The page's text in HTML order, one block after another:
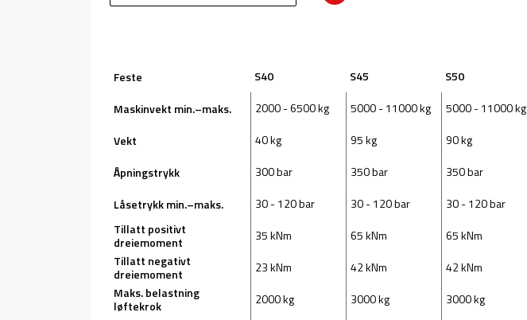
Feste S40 S45 S50
Maskinvekt min.–maks.
2000 - 6500 kg 5000 - 11000 kg 5000 - 11000 kg
Vekt
40 kg 95 kg 90 kg
Åpningstrykk
300 bar 350 bar 350 bar
Låsetrykk min.–maks.
30 - 120 bar 30 - 120 bar 30 - 120 bar
Tillatt positivt
dreiemoment
35 kNm 65 kNm 65 kNm
Tillatt negativt
dreiemoment
23 kNm 42 kNm 42 kNm
Maks. belastning
løftekrok
2000 kg 3000 kg 3000 kg